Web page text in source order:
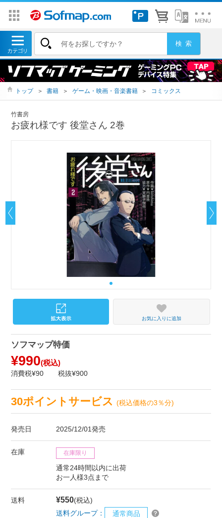
トップ ＞ 書籍 ＞ ゲーム・映画・音楽書籍 ＞ コミックス
竹書房
お疲れ様です 後堂さん 2巻
お気に入りに追加
ソフマップ特価
¥990(税込)
消費税¥90 税抜¥900
30ポイントサービス(税込価格の3％分)
発売日 2025/12/01発売
在庫 在庫限り
通常24時間以内に出荷
お一人様3点まで
送料 ¥550(税込)
送料グループ：
通常商品